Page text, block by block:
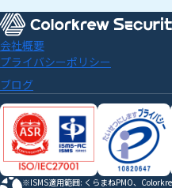
会社概要
プライバシーポリシー
ブログ
※ISMS適用範囲: くらまねPMO、